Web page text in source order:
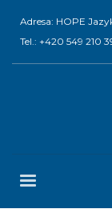
Adresa: HOPE
Tel.: +420 549 210